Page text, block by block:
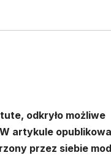
odkryło możliwe
artykule
przez siebie